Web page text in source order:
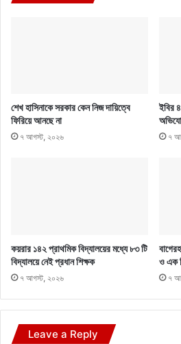
শেখ হাসিনাকে সরকার কেন নিজ দায়িত্বে
ফিরিয়ে আনছে না
৭ আগস্ট, ২০২৬
ইবির
৭
কয়রার ১৪২ প্রাথমিক বিদ্যালয়ের মধ্যে ৮৩ টি
বিদ্যালয়ে নেই প্রধান শিক্ষক
৭ আগস্ট, ২০২৬
ও এক
৭
Leave a Reply